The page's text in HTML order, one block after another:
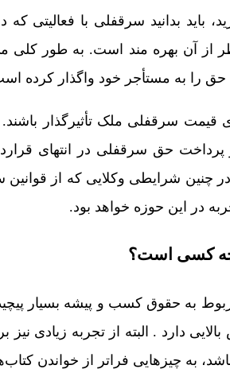
باید بدانید سرقفلی با فعالیتی
از آن بهره‌ مند است. به طور
حق را به مستأجر خود واگذار کرده
قیمت سرقفلی ملک تأثیرگذار
حق سرقفلی در انتهای
چنین شرایطی وکلایی که از قوانین
در این حوزه خواهد بود.
چه کسی است؟
به حقوق کسب و پیشه بسیار
دارد . البته از تجربه زیادی
به چیزهایی فراتر از خواندن